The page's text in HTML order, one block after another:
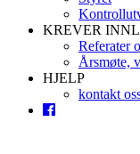
KREVER
Referater
Årsmøte,
HJELP
kontakt